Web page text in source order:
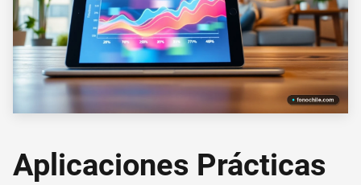
Aplicaciones Prácticas